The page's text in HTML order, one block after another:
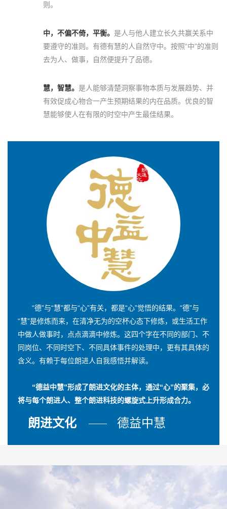
则。
中，不偏不倚，平衡。 是人与他人建立长久共赢关系中
要遵守的准则。有德有慧的人自然守中。按照“中”的准则
去为人、做事，自然便提升了品德。
慧，智慧。 是人能够清楚洞察事物本质与发展趋势、并
有效促成心物合一产生预期结果的内在品质。优良的智
慧能够使人在有限的时空中产生最佳结果。
“德”与“慧”都与“心”有关，都是“心”觉悟的结果。“德”与
“慧”是修炼而来，在清净无为的空杯心态下修炼，或生活工作
中做人做事时，点点滴滴中修炼。这四个字在不同的部门、不
同岗位、不同时空下、不同具体事件的处理中，更有其具体的
含义。有赖于每位朗进人自我感悟并解读。
“德益中慧”形成了朗进文化的主体，通过“心”的聚集，必
将与每个朗进人、整个朗进科技的螺旋式上升形成合力。
朗进文化 德益中慧